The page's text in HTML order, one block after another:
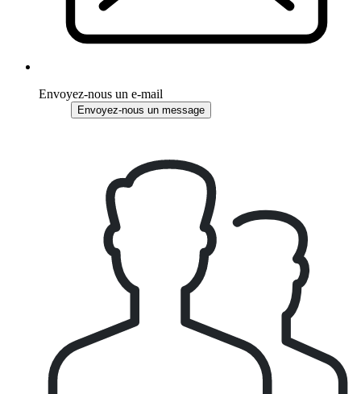
Envoyez-nous un e-mail
Envoyez-nous un message